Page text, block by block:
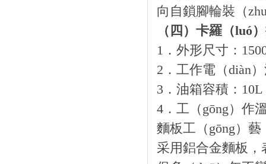
向自鎖腳輪裝（
（四）卡羅（luó
1．外形尺寸：
2．工作電（diàn
3．油箱容積：10L
4．工（gōng）作
麵板工（gōng）藝
采用鋁合金麵板，